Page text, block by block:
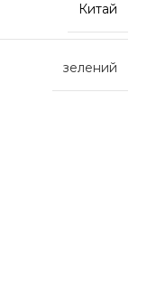
Китай
зелений